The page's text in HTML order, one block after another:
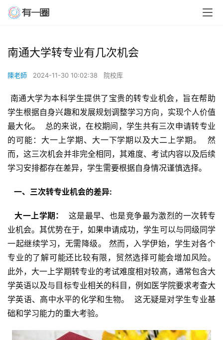
南通大学转专业有几次机会
陳老師 2024-11-30 10:02:38 院校库
学生根据自身兴趣和发展规划调整学习方向，实现个人价值
最大化。  总的来说，在校期间，学生共有三次申请转专业
的可能：大一上学期、大一下学期以及大二上学期。  然
而，这三次机会并非完全相同，其难度、考试内容以及后续
学习安排都存在差异，学生需要根据自身情况谨慎选择。
  一、三次转专业机会的差异:
  大一上学期：
这是最早、也是竞争最为激烈的一次转专
业机会。其优势在于，如果申请成功，学生可以与同级同学
一起继续学习，无需降级。 然而，入学伊始，学生对各个
专业的了解可能还比较有限，贸然选择可能会增加风险。
此外，大一上学期转专业的考试难度相对较高，通常包含大
学英语以及与目标专业相关的科目，例如医学院要求考查大
学英语、高中水平的化学和生物。  这无疑是对学生专业基
础和学习能力的重大考验。